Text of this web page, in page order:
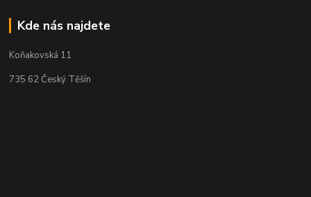
Kde nás najdete
Koňakovská 11
735 62 Český Těšín